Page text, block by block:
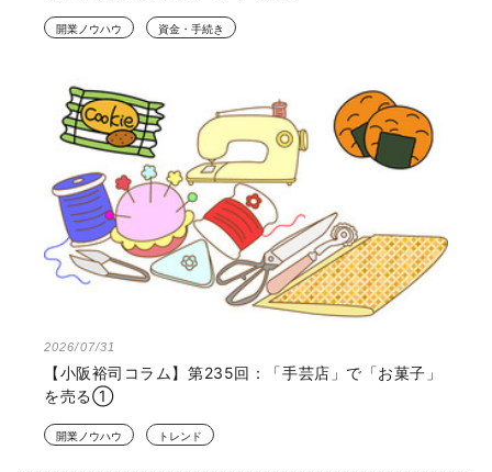
開業ノウハウ 資金・手続き
2026/07/31
【小阪裕司コラム】第235回：「手芸店」で「お菓子」
を売る①
開業ノウハウ トレンド